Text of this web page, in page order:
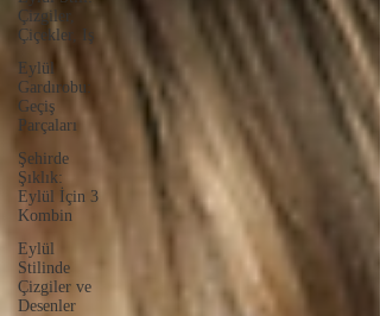
Çizgiler,
Çiçekler, Iş
Eylül
Gardırobu:
Geçiş
Parçaları
Şehirde
Şıklık:
Eylül İçin 3
Kombin
Eylül
Stilinde
Çizgiler ve
Desenler